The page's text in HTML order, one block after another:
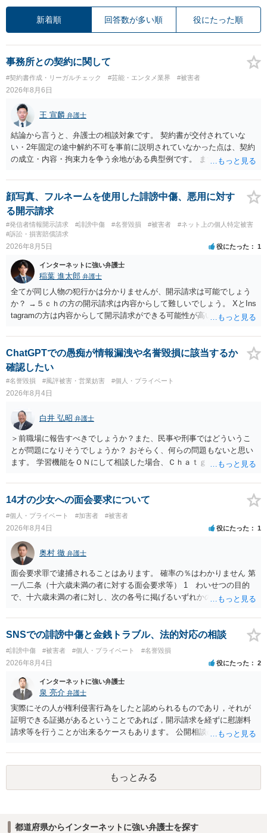
新着順 回答数が多い順 役にたった順
事務所との契約に関して
#契約書作成・リーガルチェック #芸能・エンタメ業界 #被害者
2026年8月6日
王 宣麟 弁護士
結論から言うと、弁護士の相談対象です。 契約書が交付されていな
い・2年固定の途中解約不可を事前に説明されていなかった点は、契約
の成立・内容・拘束力を争う余地がある典型例です。 まずは、運営と
みてはいかがでしょうか。 また同時並行で（もしまだされていないの
であれば）書面で退所意思の明確化はしておくべきだと考えます。
顔写真、フルネームを使用した誹謗中傷、悪用に対す
る開示請求
#発信者情報開示請求 #誹謗中傷 #名誉毀損 #被害者
#ネット上の個人特定被害
#訴訟・損害賠償請求
2026年8月5日 役にたった 1
インターネットに強い弁護士
稲葉 進太郎 弁護士
全てが同じ人物の犯行かは分かりませんが、開示請求は可能でしょう
か？ →５ｃｈの方の開示請求は内容からして難しいでしょう。 XとIns
tagramの方は内容からして開示請求ができる可能性が高いでしょう。
いでしょう。７月中にアカウントが削除されている場合、今から進め
ても失敗する可能性が高いように思われます。 相手を特定できた場
合、相手に全ての弁護士費用を負担させることは可能でしょうか？ →
訴訟外の交渉で相手方が認めれば負担させることができるでしょう。
訴訟で判決となった場合は、実際の弁護士費用が認められる場合と認
められない場合があり何ともいえないところでしょう。
ChatGPTでの愚痴が情報漏洩や名誉毀損に該当するか
確認したい
#名誉毀損 #風評被害・営業妨害 #個人・プライベート
2026年8月4日
白井 弘昭 弁護士
＞前職場に報告すべきでしょうか？また、民事や刑事ではどういうこ
とが問題になりそうでしょうか？ おそらく、何らの問題もないと思い
ます。 学習機能をＯＮにして相談した場合、Ｃｈａｔｇｐｔがｏｐｅ
する可能性がありますが、個人名や会社名を特定していない限り、一
般論として抽象化されて回答に織り込まれる可能性が生じるにすぎま
せんので、その情報自体が、秘密情報に当たるとは思えませんし、名
誉棄損として、個人や会社に対する誹謗中傷の不特定多数への公開に
当たるとも思われません。 もちろん、誰がその内容をｃｈａｔｇｐｔ
に入力したかも第三者にしられることはないので、個人や会社の特定
をせずに書き込んだことで（おそらく特定して書き込んだとして
も）、相談者さんが刑事民事の責任に問われることはないでしょう。
私見ながらご参考まで。
14才の少女への面会要求について
#個人・プライベート #加害者 #被害者
2026年8月4日 役にたった 1
奥村 徹 弁護士
面会要求罪で逮捕されることはあります。 確率の％はわかりません 第
一八二条（十六歳未満の者に対する面会要求等） 1 わいせつの目的
で、十六歳未満の者に対し、次の各号に掲げるいずれかの行為をした
が生まれた日より五年以上前の日に生まれた者に限る。）は、一年以
下の拘禁刑又は五十万円以下の罰金に処する。 一 威迫し、偽計を用
い又は誘惑して面会を要求すること。 二 拒まれたにもかかわらず、
反復して面会を要求すること。 三 金銭その他の利益を供与し、又は
その申込み若しくは約束をして面会を要求すること。 2前項の罪を犯
し、よってわいせつの目的で当該十六歳未満の者と面会をした者は、
二年以下の拘禁刑又は百万円以下の罰金に処する。
SNSでの誹謗中傷と金銭トラブル、法的対応の相談
#誹謗中傷 #被害者 #個人・プライベート #名誉毀損
2026年8月4日 役にたった 2
インターネットに強い弁護士
泉 亮介 弁護士
実際にその人が権利侵害行為をしたと認められるものであり，それが
証明できる証拠があるということであれば，開示請求を経ずに慰謝料
請求等を行うことが出来るケースもあります。 公開相談の場では回答
に個別に相談されると良いでしょう。
もっとみる
都道府県からインターネットに強い弁護士を探す